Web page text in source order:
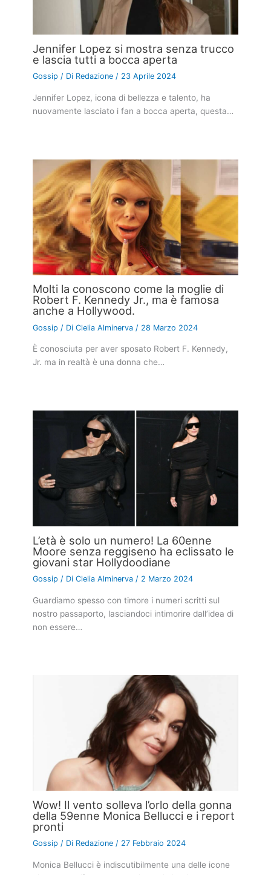
Jennifer Lopez si mostra senza trucco
e lascia tutti a bocca aperta
Gossip / Di Redazione/ 23 Aprile 2024
Jennifer Lopez, icona di bellezza e talento, ha
nuovamente lasciato i fan a bocca aperta, questa…
Molti la conoscono come la moglie di
Robert F. Kennedy Jr., ma è famosa
anche a Hollywood.
Gossip / DiClelia Alminerva / 28 Marzo 2024
È conosciuta per aver sposato Robert F. Kennedy,
Jr. ma in realtà è una donna che…
L’età è solo un numero! La 60enne
Moore senza reggiseno ha eclissato le
giovani star Hollydoodiane
Gossip / DiClelia Alminerva / 2 Marzo 2024
Guardiamo spesso con timore i numeri scritti sul
nostro passaporto, lasciandoci intimorire dall’idea di
non essere…
Wow! Il vento solleva l’orlo della gonna
della 59enne Monica Bellucci e i report
pronti
Gossip / Di Redazione/ 27 Febbraio 2024
Monica Bellucci è indiscutibilmente una delle icone